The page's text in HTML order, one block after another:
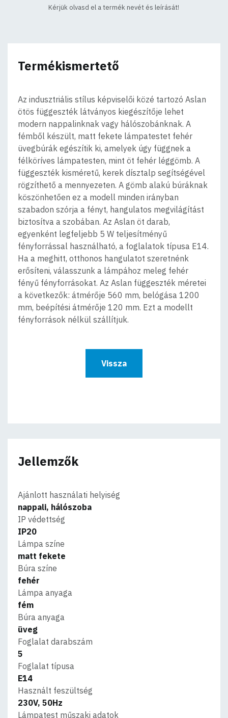
Kérjük olvasd el a termék nevét és leírását!
Termékismertető
Az indusztriális stílus képviselői közé tartozó Aslan
ötös függeszték látványos kiegészítője lehet
modern nappalinknak vagy hálószobánknak. A
fémből készült, matt fekete lámpatestet fehér
üvegbúrák egészítik ki, amelyek úgy függnek a
félköríves lámpatesten, mint öt fehér léggömb. A
függeszték kisméretű, kerek dísztalp segítségével
rögzíthető a mennyezeten. A gömb alakú búráknak
köszönhetően ez a modell minden irányban
szabadon szórja a fényt, hangulatos megvilágítást
biztosítva a szobában. Az Aslan öt darab,
egyenként legfeljebb 5 W teljesítményű
fényforrással használható, a foglalatok típusa E14.
Ha a meghitt, otthonos hangulatot szeretnénk
erősíteni, válasszunk a lámpához meleg fehér
fényű fényforrásokat. Az Aslan függeszték méretei
a következők: átmérője 560 mm, belógása 1200
mm, beépítési átmérője 120 mm. Ezt a modellt
fényforrások nélkül szállítjuk.
Vissza
Jellemzők
Ajánlott használati helyiség
nappali, hálószoba
IP védettség
IP20
Lámpa színe
matt fekete
Búra színe
fehér
Lámpa anyaga
fém
Búra anyaga
üveg
Foglalat darabszám
5
Foglalat típusa
E14
Használt feszültség
230V, 50Hz
Lámpatest műszaki adatok